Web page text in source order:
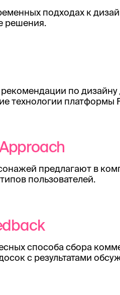
подходах к
решения.
по
технологии платформы
предлагают в
пользователей.
способа сбора
с результатами